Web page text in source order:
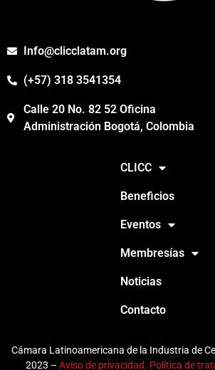
Info@clicclatam.org
(+57) 318 3541354
Calle 20 No. 82 52 Oficina
Administración Bogotá, Colombia
CLICC
Beneficios
Eventos
Membresías
Noticias
Contacto
Cámara Latinoamericana de la Industria de
2023 – Aviso de privacidad. Política de